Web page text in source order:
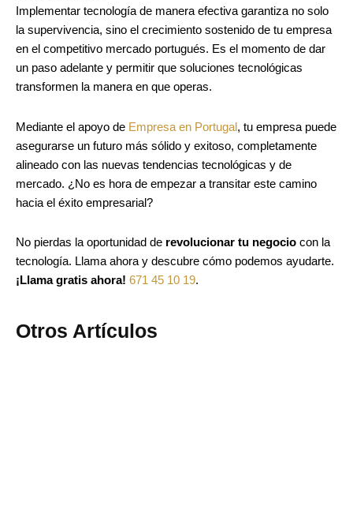
Implementar tecnología de manera efectiva garantiza no solo
la supervivencia, sino el crecimiento sostenido de tu empresa
en el competitivo mercado portugués. Es el momento de dar
un paso adelante y permitir que soluciones tecnológicas
transformen la manera en que operas.
Mediante el apoyo de Empresa en Portugal, tu empresa puede
asegurarse un futuro más sólido y exitoso, completamente
alineado con las nuevas tendencias tecnológicas y de
mercado. ¿No es hora de empezar a transitar este camino
hacia el éxito empresarial?
No pierdas la oportunidad de revolucionar tu negocio con la
tecnología. Llama ahora y descubre cómo podemos ayudarte.
¡Llama gratis ahora! 671 45 10 19.
Otros Artículos